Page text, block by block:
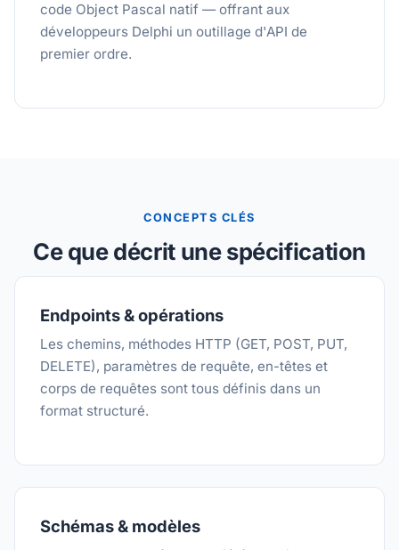
code Object Pascal natif — offrant aux
développeurs Delphi un outillage d'API de
premier ordre.
CONCEPTS CLÉS
Ce que décrit une spécification
Endpoints & opérations
Les chemins, méthodes HTTP (GET, POST, PUT,
DELETE), paramètres de requête, en-têtes et
corps de requêtes sont tous définis dans un
format structuré.
Schémas & modèles